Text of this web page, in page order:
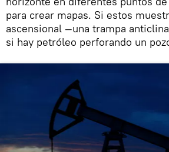
para crear mapas. Si estos
ascensional —una trampa
si hay petróleo perforando un